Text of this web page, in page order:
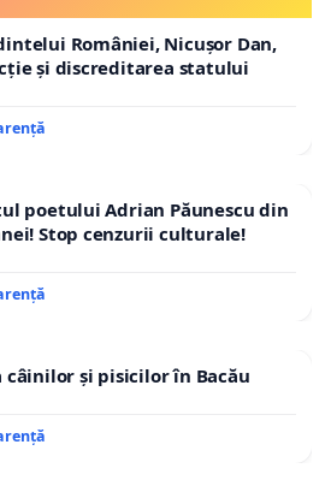
României, Nicușor Dan,
și discreditarea statului
poetului Adrian Păunescu din
Stop cenzurii culturale!
și pisicilor în Bacău